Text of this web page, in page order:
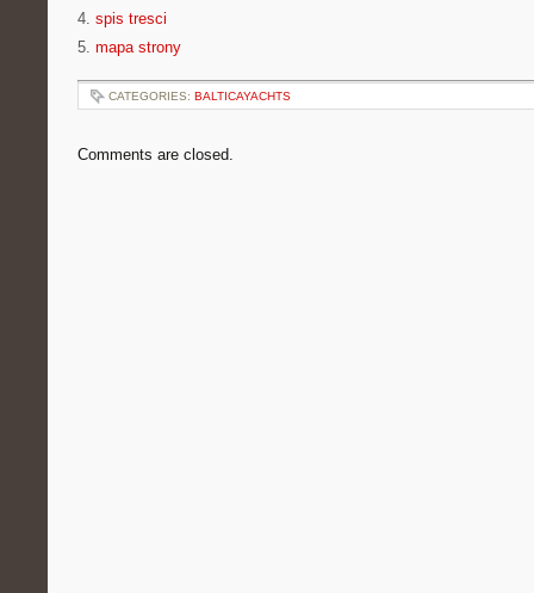
4. spis tresci
5. mapa strony
CATEGORIES: BALTICAYACHTS
Comments are closed.